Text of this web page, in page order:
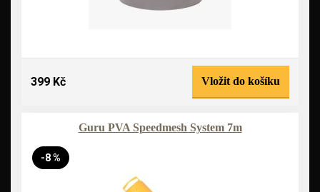
399 Kč Vložit do košíku
Guru PVA Speedmesh System 7m
-8 %